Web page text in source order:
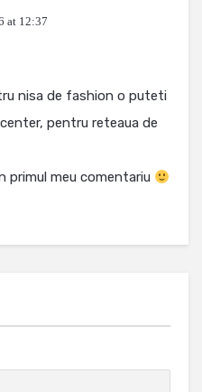
at 12:37
nisa de fashion o puteti
pentru reteaua de
primul meu comentariu